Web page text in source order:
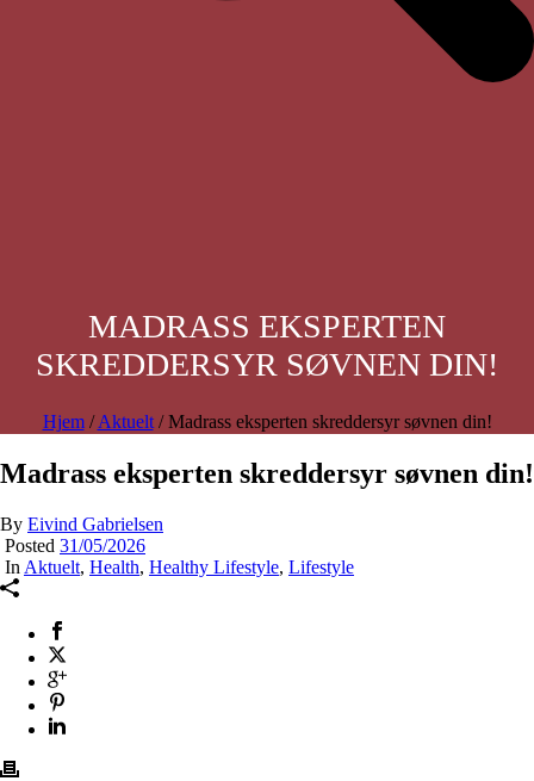
MADRASS EKSPERTEN
SKREDDERSYR SØVNEN DIN!
Hjem/Aktuelt/ Madrass eksperten skreddersyr søvnen din!
Madrass eksperten skreddersyr søvnen din!
By Eivind Gabrielsen
Posted 31/05/2026
In Aktuelt, Health, Healthy Lifestyle, Lifestyle